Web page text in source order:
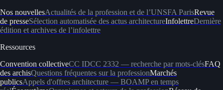
Nos nouvellesActualités de la profession et de l’UNSFA ParisRevue
de presseSélection automatisée des actus architectureInfolettreDernière
édition et archives de l’infolettre
Ressources
Convention collectiveCC IDCC 2332 — recherche par mots-clésFAQ
des archisQuestions fréquentes sur la professionMarchés
publicsAppels d'offres architecture — BOAMP en temps